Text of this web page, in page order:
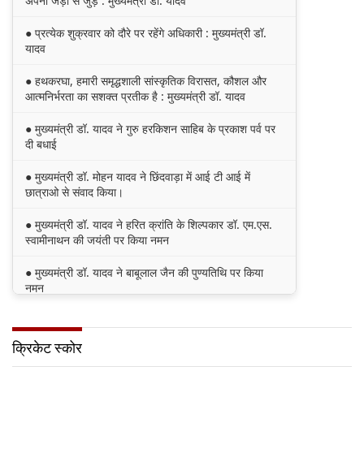
● प्रत्येक शुक्रवार को दौरे पर रहेंगे अधिकारी : मुख्यमंत्री डॉ.
यादव
● हथकरघा, हमारी समृद्धशाली सांस्कृतिक विरासत, कौशल और
आत्मनिर्भरता का सशक्त प्रतीक है : मुख्यमंत्री डॉ. यादव
● मुख्यमंत्री डॉ. यादव ने गुरु हरकिशन साहिब के प्रकाश पर्व पर
दी बधाई
● मुख्यमंत्री डॉ. मोहन यादव ने छिंदवाड़ा में आई टी आई में
छात्राओ से संवाद किया।
● मुख्यमंत्री डॉ. यादव ने हरित क्रांति के शिल्पकार डॉ. एम.एस.
स्वामीनाथन की जयंती पर किया नमन
● मुख्यमंत्री डॉ. यादव ने बाबूलाल जैन की पुण्यतिथि पर किया
नमन
पर की श्रद्धांजलि अर्पित
क्रिकेट स्कोर